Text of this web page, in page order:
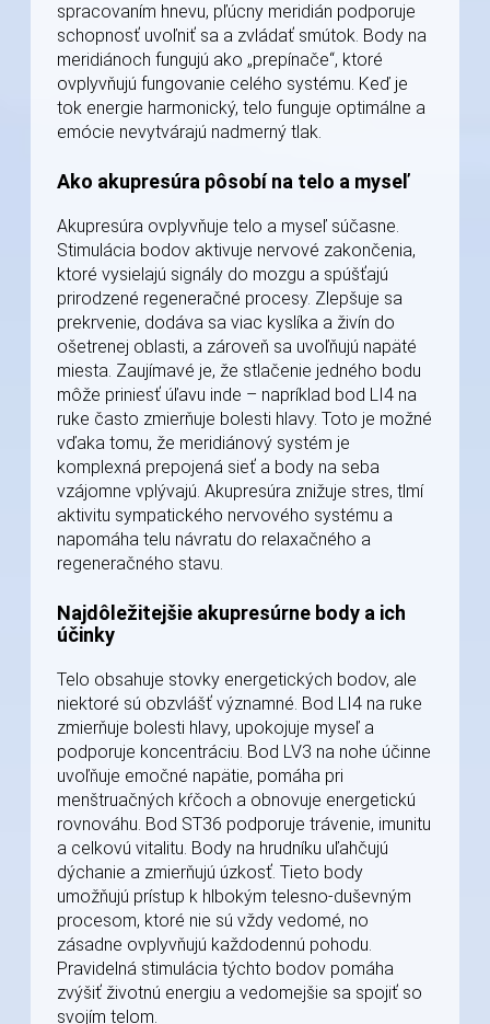
spracovaním hnevu, pľúcny meridián podporuje
schopnosť uvoľniť sa a zvládať smútok. Body na
meridiánoch fungujú ako „prepínače“, ktoré
ovplyvňujú fungovanie celého systému. Keď je
tok energie harmonický, telo funguje optimálne a
emócie nevytvárajú nadmerný tlak.
Ako akupresúra pôsobí na telo a myseľ
Akupresúra ovplyvňuje telo a myseľ súčasne.
Stimulácia bodov aktivuje nervové zakončenia,
ktoré vysielajú signály do mozgu a spúšťajú
prirodzené regeneračné procesy. Zlepšuje sa
prekrvenie, dodáva sa viac kyslíka a živín do
ošetrenej oblasti, a zároveň sa uvoľňujú napäté
miesta. Zaujímavé je, že stlačenie jedného bodu
môže priniesť úľavu inde – napríklad bod LI4 na
ruke často zmierňuje bolesti hlavy. Toto je možné
vďaka tomu, že meridiánový systém je
komplexná prepojená sieť a body na seba
vzájomne vplývajú. Akupresúra znižuje stres, tlmí
aktivitu sympatického nervového systému a
napomáha telu návratu do relaxačného a
regeneračného stavu.
Najdôležitejšie akupresúrne body a ich
účinky
Telo obsahuje stovky energetických bodov, ale
niektoré sú obzvlášť významné. Bod LI4 na ruke
zmierňuje bolesti hlavy, upokojuje myseľ a
podporuje koncentráciu. Bod LV3 na nohe účinne
uvoľňuje emočné napätie, pomáha pri
menštruačných kŕčoch a obnovuje energetickú
rovnováhu. Bod ST36 podporuje trávenie, imunitu
a celkovú vitalitu. Body na hrudníku uľahčujú
dýchanie a zmierňujú úzkosť. Tieto body
umožňujú prístup k hlbokým telesno-duševným
procesom, ktoré nie sú vždy vedomé, no
zásadne ovplyvňujú každodennú pohodu.
Pravidelná stimulácia týchto bodov pomáha
zvýšiť životnú energiu a vedomejšie sa spojiť so
svojím telom.